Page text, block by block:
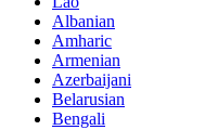
Albanian
Amharic
Armenian
Azerbaijani
Belarusian
Bengali